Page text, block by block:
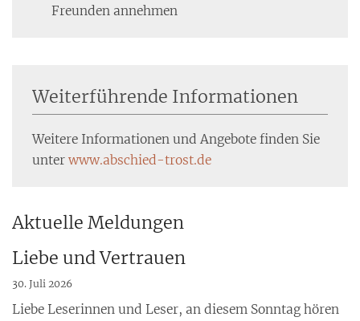
Freunden annehmen
Weiterführende Informationen
Weitere Informationen und Angebote finden Sie
unter www.abschied-trost.de
Aktuelle Meldungen
Liebe und Vertrauen
30. Juli 2026
Liebe Leserinnen und Leser, an diesem Sonntag hören